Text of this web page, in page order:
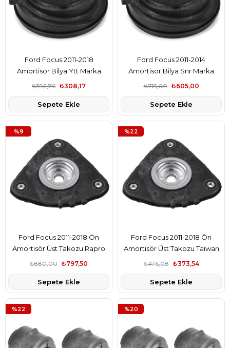
Ford Focus 2011-2018
Amortisör Bilya Ytt Marka
3M513K099AD
₺308,17
₺392,76
Sepete Ekle
Ford Focus 2011-2014
Amortisör Bilya Snr Marka
3M513K099AD
₺605,00
₺715,00
Sepete Ekle
Ford Focus 2011-2018 Ön
Amortisör Üst Takozu Rapro
Marka CV613K155B2B
₺797,50
₺880,00
Sepete Ekle
%9
Ford Focus 2011-2018 Ön
Amortisör Üst Takozu Taiwan
Marka CV613K155B2B
₺373,54
₺476,08
Sepete Ekle
%22
%22 %20